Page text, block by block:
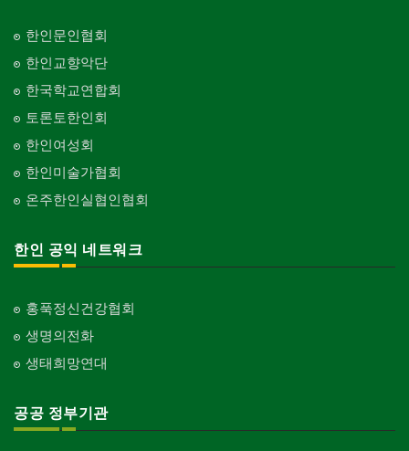
한인문인협회
한인교향악단
한국학교연합회
토론토한인회
한인여성회
한인미술가협회
온주한인실협인협회
한인 공익 네트워크
홍푹정신건강협회
생명의전화
생태희망연대
공공 정부기관